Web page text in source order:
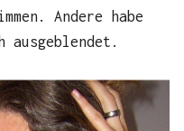
Andere habe